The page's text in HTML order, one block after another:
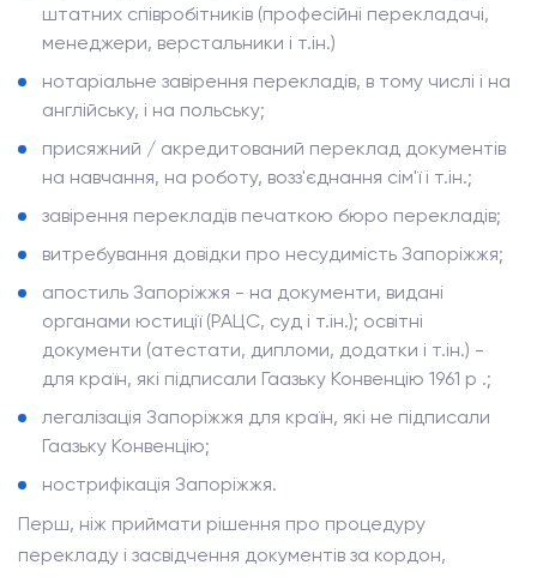
штатних співробітників (професійні перекладачі,
менеджери, верстальники і т.ін.)
нотаріальне завірення перекладів, в тому числі і на
англійську, і на польську;
присяжний / акредитований переклад документів
на навчання, на роботу, возз'єднання сім'ї і т.ін.;
завірення перекладів печаткою бюро перекладів;
витребування довідки про несудимість Запоріжжя;
апостиль Запоріжжя - на документи, видані
органами юстиції (РАЦС, суд і т.ін.); освітні
документи (атестати, дипломи, додатки і т.ін.) -
для країн, які підписали Гаазьку Конвенцію 1961 р .;
легалізація Запоріжжя для країн, які не підписали
Гаазьку Конвенцію;
нострифікація Запоріжжя.
Перш, ніж приймати рішення про процедуру
перекладу і засвідчення документів за кордон,